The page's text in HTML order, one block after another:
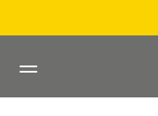
Inhalt